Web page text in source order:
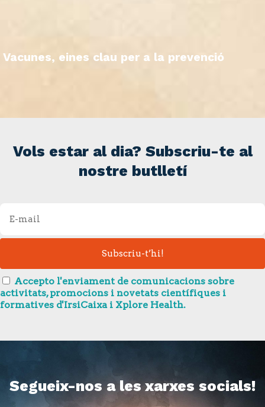
Vacunes, eines clau per a la prevenció
Vols estar al dia? Subscriu-te al
nostre butlletí
Accepto l'enviament de comunicacions sobre
activitats, promocions i novetats científiques i
formatives d'IrsiCaixa i Xplore Health.
Segueix-nos a les xarxes socials!